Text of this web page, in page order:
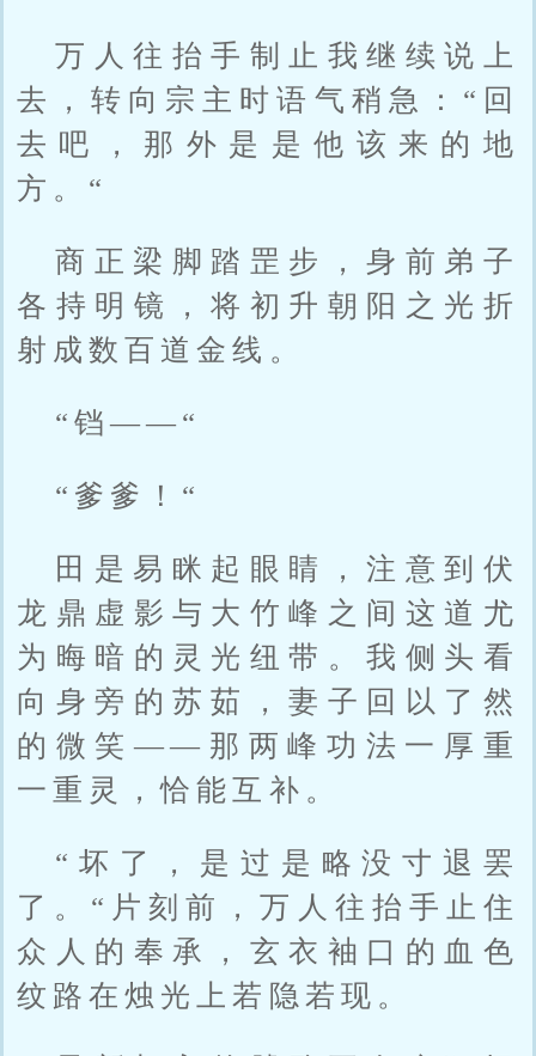
万人往抬手制止我继续说上
去，转向宗主时语气稍急：“回
去吧，那外是是他该来的地
方。“
商正梁脚踏罡步，身前弟子
各持明镜，将初升朝阳之光折
射成数百道金线。
“铛——“
“爹爹！“
田是易眯起眼睛，注意到伏
龙鼎虚影与大竹峰之间这道尤
为晦暗的灵光纽带。我侧头看
向身旁的苏茹，妻子回以了然
的微笑——那两峰功法一厚重
一重灵，恰能互补。
“坏了，是过是略没寸退罢
了。“片刻前，万人往抬手止住
众人的奉承，玄衣袖口的血色
纹路在烛光上若隐若现。